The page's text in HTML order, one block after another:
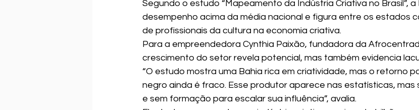
Segundo o estudo “Mapeamento da Indústria Criativa no Brasil”,
desempenho acima da média nacional e figura entre os estados
de profissionais da cultura na economia criativa.
Para a empreendedora Cynthia Paixão, fundadora da
crescimento do setor revela potencial, mas também evidencia
“O estudo mostra uma Bahia rica em criatividade, mas o retorno
negro ainda é fraco. Esse produtor aparece nas estatísticas, mas
e sem formação para escalar sua influência”, avalia.